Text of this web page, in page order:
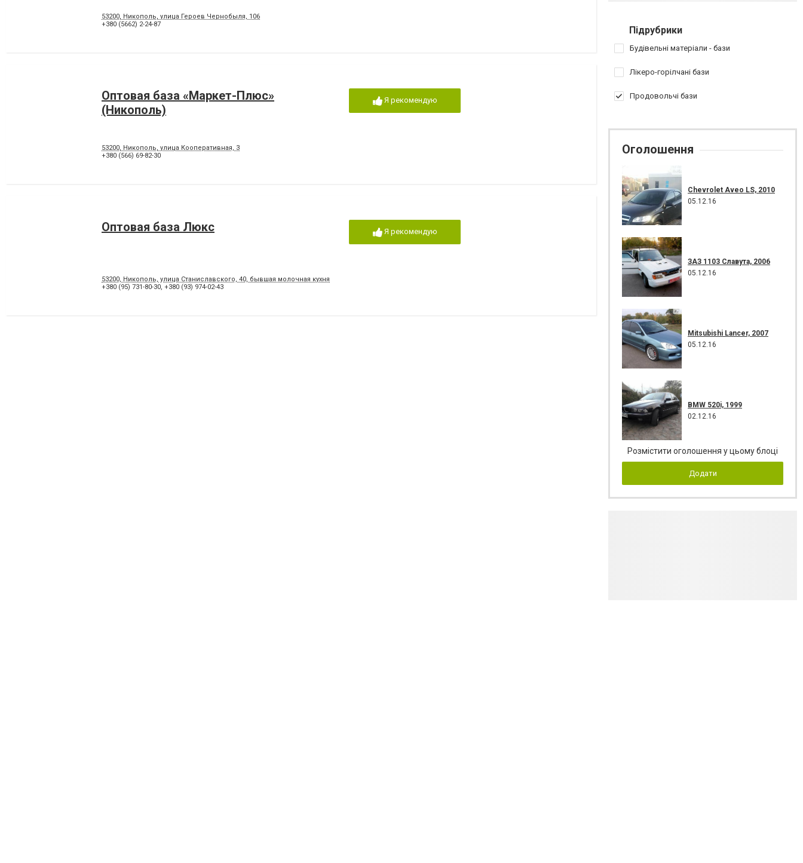
53200, Никополь, улица Героев Чернобыля, 106
+380 (5662) 2-24-87
Оптовая база «Маркет-Плюс»
(Никополь)
53200, Никополь, улица Кооперативная, 3
+380 (566) 69-82-30
Я рекомендую
Оптовая база Люкс
53200, Никополь, улица Станиславского, 40, бывшая молочная кухня
+380 (95) 731-80-30, +380 (93) 974-02-43
Я рекомендую
Підрубрики
Будівельні матеріали - бази
Лікеро-горілчані бази
Продовольчі бази
Оголошення
Chevrolet Aveo LS, 2010
05.12.16
ЗАЗ 1103 Славута, 2006
05.12.16
Mitsubishi Lancer, 2007
05.12.16
BMW 520i, 1999
02.12.16
Розмістити оголошення у цьому блоці
Додати